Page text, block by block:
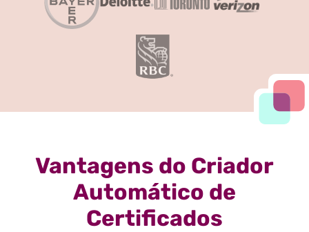
Vantagens do Criador
Automático de
Certificados